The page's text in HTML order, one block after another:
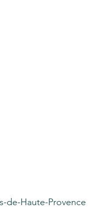
de-Haute-Provence